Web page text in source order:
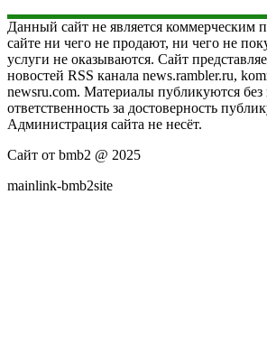
Данный сайт не является коммерческим
сайте ни чего не продают, ни чего не
услуги не оказываются. Сайт
новостей RSS канала news.rambler.ru,
newsru.com. Материалы публикуются без
ответственность за достоверность
Администрация сайта не несёт.
Сайт от bmb2 @ 2025
mainlink-bmb2site